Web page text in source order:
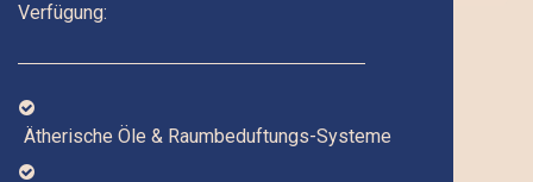
Verfügung:

Ätherische Öle & Raumbeduftungs-Systeme
